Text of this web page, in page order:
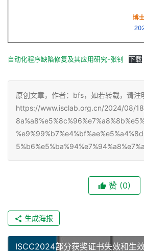
自动化程序缺陷修复及其应用研究-张钊 下载
原创文章，作者：bfs，如若转载，请注
https://www.isclab.org.cn/2024/08/
赞 (0)
生成海报
ISCC2024部分获奖证书失效和生